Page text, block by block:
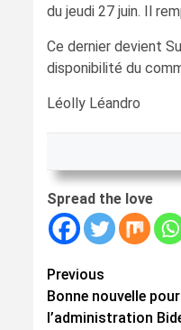
du jeudi 27 juin. Il
Ce dernier devient
disponibilité du
Léolly Léandro
Spread the love
Continue
Reading
Previous
Bonne nouvelle
l’administration